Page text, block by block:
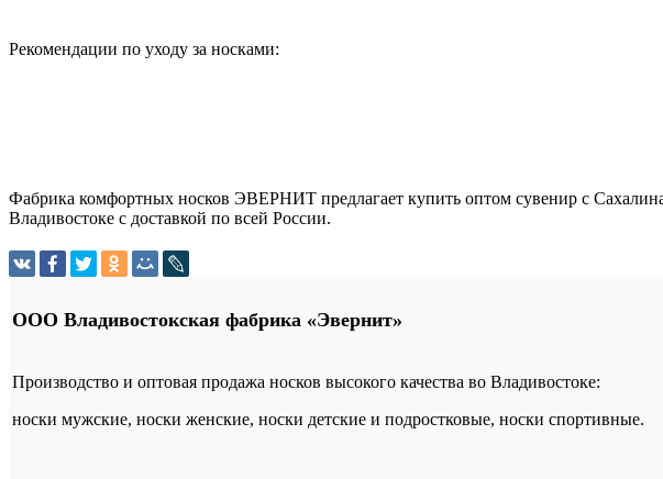
Рекомендации по уходу за носками:
Фабрика комфортных носков ЭВЕРНИТ предлагает купить оптом сувенир с
Владивостоке с доставкой по всей России.
ООО Владивостокская фабрика «Эвернит»
Производство и оптовая продажа носков высокого качества во Владивостоке:
носки мужские, носки женские, носки детские и подростковые, носки спортивные.